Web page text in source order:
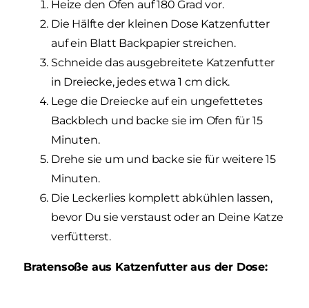
Heize den Ofen auf 180 Grad vor.
Die Hälfte der kleinen Dose Katzenfutter
auf ein Blatt Backpapier streichen.
Schneide das ausgebreitete Katzenfutter
in Dreiecke, jedes etwa 1 cm dick.
Lege die Dreiecke auf ein ungefettetes
Backblech und backe sie im Ofen für 15
Minuten.
Drehe sie um und backe sie für weitere 15
Minuten.
Die Leckerlies komplett abkühlen lassen,
bevor Du sie verstaust oder an Deine Katze
verfütterst.
Bratensoße aus Katzenfutter aus der Dose: